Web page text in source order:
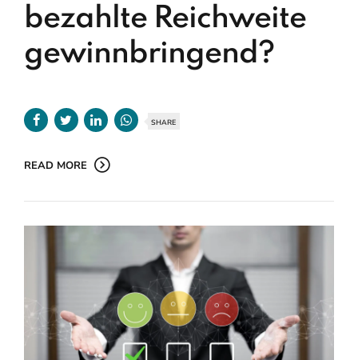
bezahlte Reichweite
gewinnbringend?
SHARE
READ MORE